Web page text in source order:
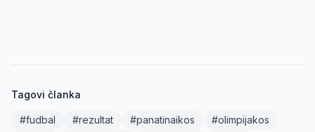
Tagovi članka
#fudbal #rezultat #panatinaikos
#olimpijakos